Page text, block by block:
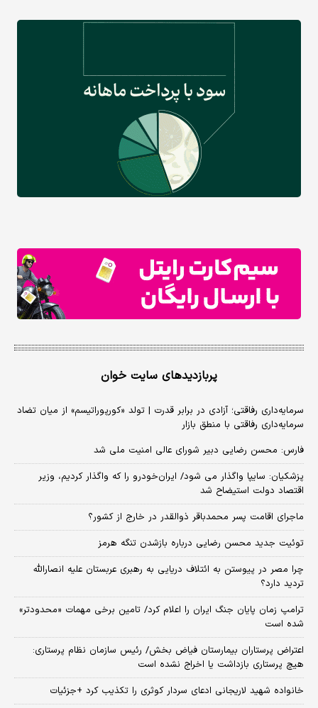
پربازدیدهای سایت خوان
سرمایه‌داری رفاقتی؛ آزادی در برابر قدرت | تولد «کورپوراتیسم» از میان تضاد
سرمایه‌داری رفاقتی با منطق بازار
فارس: محسن رضایی دبیر شورای عالی امنیت ملی شد
پزشکیان: سایپا واگذار می شود/ ایران‌خودرو را که واگذار کردیم، وزیر
اقتصاد دولت استیضاح شد
ماجرای اقامت پسر محمدباقر ذوالقدر در خارج از کشور؟
توئیت جدید محسن رضایی درباره بازشدن تنگه هرمز
چرا مصر در پیوستن به ائتلاف دریایی به رهبری عربستان علیه انصارالله
تردید دارد؟
ترامپ زمان پایان جنگ ایران را اعلام کرد/ تامین برخی مهمات «محدودتر»
شده است
اعتراض پرستاران بیمارستان فیاض بخش/ رئیس سازمان نظام پرستاری:
هیچ پرستاری بازداشت یا اخراج نشده است
خانواده شهید لاریجانی ادعای سردار کوثری را تکذیب کرد +جزئیات